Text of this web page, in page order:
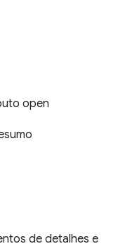
open
de detalhes e